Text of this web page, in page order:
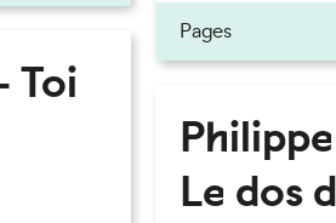
Toi
Pages
Le dos